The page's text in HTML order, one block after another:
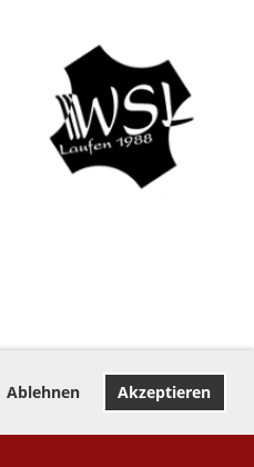
Ablehnen Akzeptieren